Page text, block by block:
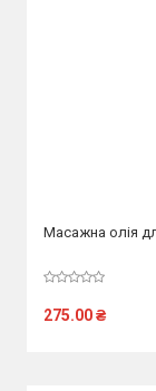
Масажна олія
275.00₴